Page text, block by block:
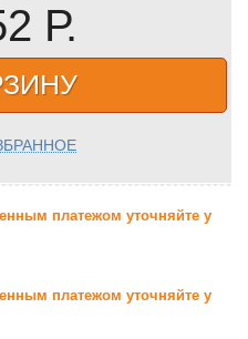
Р.
платежом уточняйте у
платежом уточняйте у